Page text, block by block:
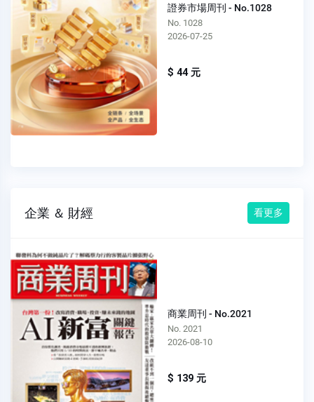
證券市場周刊 - No.1028
No. 1028
2026-07-25
$ 44 元
企業 ＆ 財經 看更多
商業周刊 - No.2021
No. 2021
2026-08-10
$ 139 元